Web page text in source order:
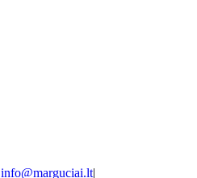
info@marguciai.lt|